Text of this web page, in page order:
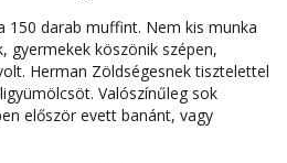
150 darab muffint. Nem kis munka
gyermekek köszönik szépen,
Herman Zöldségesnek tisztelettel
Valószínűleg sok
először evett banánt, vagy